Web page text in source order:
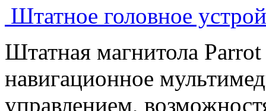
Штатное головное
Штатная магнитола
навигационное
управлением,